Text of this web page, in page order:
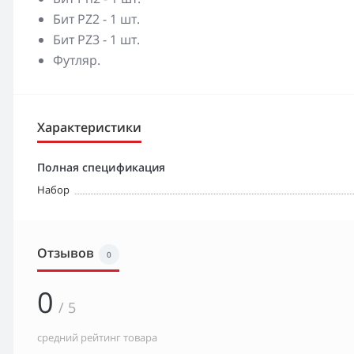
Бит PZ2 - 1 шт.
Бит PZ3 - 1 шт.
Футляр.
Характеристики
Полная спецификация
Набор
Отзывов 0
0 / 5
средний рейтинг товара